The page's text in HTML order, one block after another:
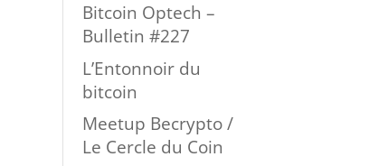
Bitcoin Optech –
Bulletin #227
L’Entonnoir du
bitcoin
Meetup Becrypto /
Le Cercle du Coin